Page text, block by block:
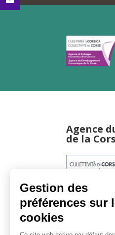
Agence
de la
20181 Ajaccio